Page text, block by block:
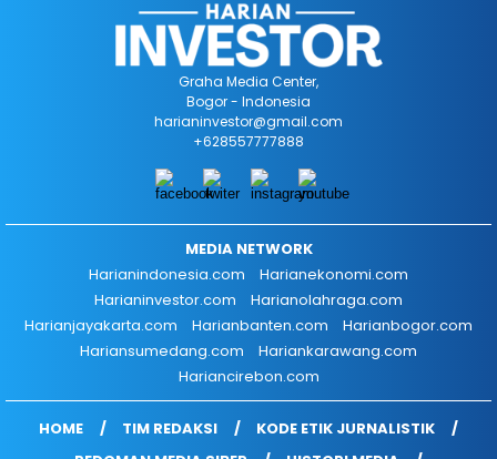
Graha Media Center,
Bogor - Indonesia
harianinvestor@gmail.com
+628557777888
MEDIA NETWORK
Harianindonesia.com
Harianekonomi.com
Harianinvestor.com
Harianolahraga.com
Harianjayakarta.com
Harianbanten.com
Harianbogor.com
Hariansumedang.com
Hariankarawang.com
Hariancirebon.com
HOME TIM REDAKSI
KODE ETIK JURNALISTIK